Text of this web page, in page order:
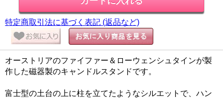
特定商取引法に基づく表記 (返品など)
オーストリアのファイファー＆ローウェンシュタインが製
作した磁器製のキャンドルスタンドです。
富士型の土台の上に柱を立てたようなシルエットで、ハン